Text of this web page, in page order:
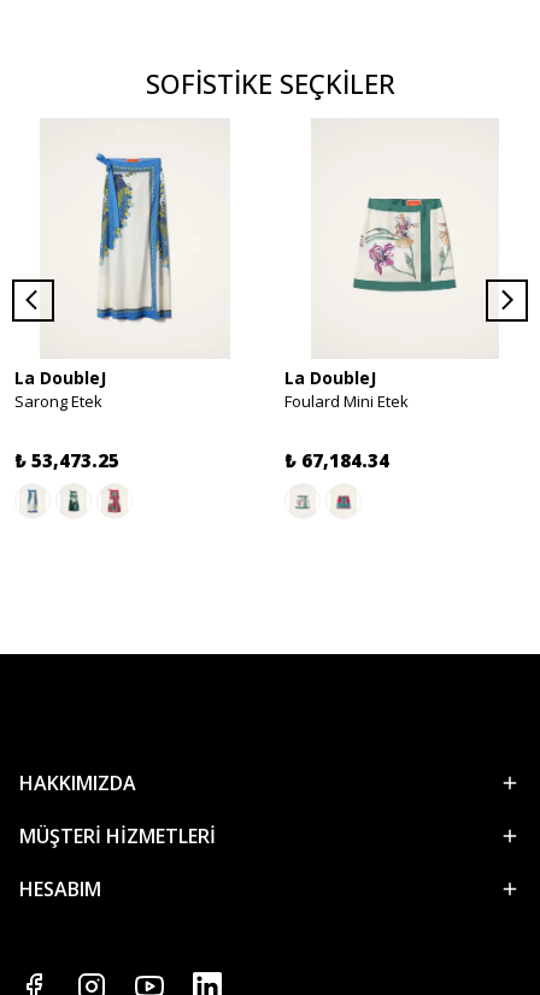
SOFİSTİKE SEÇKİLER
La DoubleJ
Sarong Etek
₺ 53,473.25
La DoubleJ
Foulard Mini Etek
₺ 67,184.34
HAKKIMIZDA
MÜŞTERİ HİZMETLERİ
HESABIM